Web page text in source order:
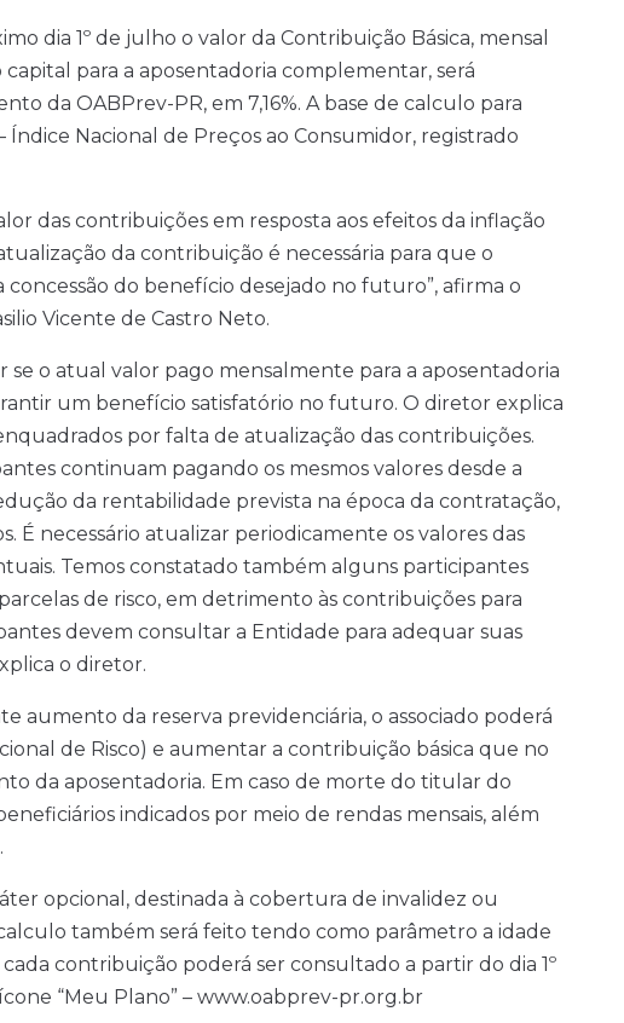
dia 1º de julho o valor da Contribuição Básica, mensal
para a aposentadoria complementar, será
da OABPrev-PR, em 7,16%. A base de calculo para
Nacional de Preços ao Consumidor, registrado
das contribuições em resposta aos efeitos da inflação
da contribuição é necessária para que o
do benefício desejado no futuro”, afirma o
Vicente de Castro Neto.
se o atual valor pago mensalmente para a aposentadoria
um benefício satisfatório no futuro. O diretor explica
por falta de atualização das contribuições.
continuam pagando os mesmos valores desde a
da rentabilidade prevista na época da contratação,
É necessário atualizar periodicamente os valores das
Temos constatado também alguns participantes
de risco, em detrimento às contribuições para
devem consultar a Entidade para adequar suas
o diretor.
aumento da reserva previdenciária, o associado poderá
de Risco) e aumentar a contribuição básica que no
da aposentadoria. Em caso de morte do titular do
indicados por meio de rendas mensais, além
opcional, destinada à cobertura de invalidez ou
também será feito tendo como parâmetro a idade
contribuição poderá ser consultado a partir do dia 1º
“Meu Plano” – www.oabprev-pr.org.br